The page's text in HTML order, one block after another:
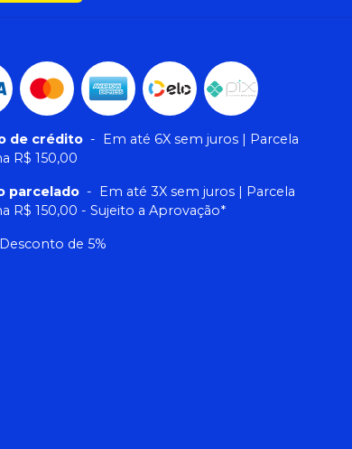
de crédito - Em até 6X sem juros | Parcela
R$ 150,00
parcelado - Em até 3X sem juros | Parcela
R$ 150,00 - Sujeito a Aprovação*
Desconto de 5%